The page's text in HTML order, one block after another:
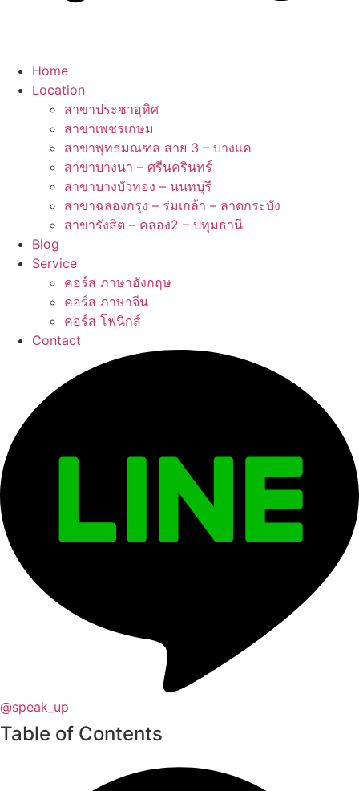
Home
Location
สาขาประชาอุทิศ
สาขาเพชรเกษม
สาขาพุทธมณฑล สาย 3 – บางแค
สาขาบางนา – ศรีนครินทร์
สาขาบางบัวทอง – นนทบุรี
สาขาฉลองกรุง – ร่มเกล้า – ลาดกระบัง
สาขารังสิต – คลอง2 – ปทุมธานี
Blog
Service
คอร์ส ภาษาอังกฤษ
คอร์ส ภาษาจีน
คอร์ส โฟนิกส์
Contact
@speak_up
Table of Contents